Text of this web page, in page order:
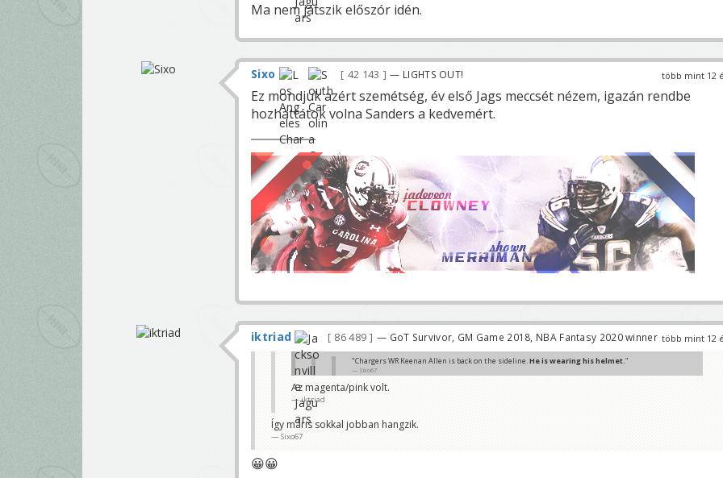
Ma nem játszik előszór idén.
több mint 12
Sixo 42 143 — LIGHTS OUT!
Ez mondjuk azért szemétség, év első Jags meccsét nézem, igazán rendbe
hozhattátok volna Sanders a kedvemért.
több mint 12
iktriad 86 489 — GoT Survivor, GM Game 2018, NBA Fantasy 2020 winner
"Chargers WR Keenan Allen is back on the sideline.He is wearing his helmet."
Sixo67
Most nem viselte, pedig a pályán volt. 😀
Csak mert meg akarta villantani azt a szép lila fejdíszét.
Az magenta/pink volt.
iktriad
Így máris sokkal jobban hangzik.
Sixo67
😀😀